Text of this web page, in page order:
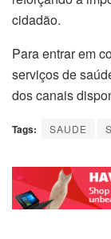
cidadão.
Para entrar em
serviços de
dos canais
Tags: SAUDE